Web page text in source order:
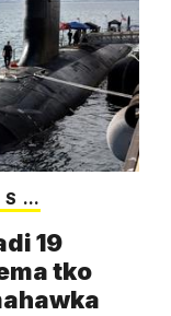
S …
19
tko